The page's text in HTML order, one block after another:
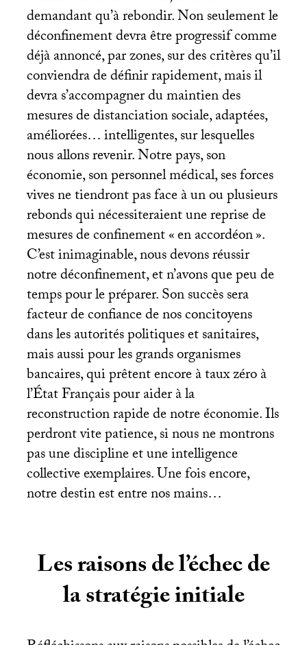
demandant qu’à rebondir. Non seulement le
déconfinement devra être progressif comme
déjà annoncé, par zones, sur des critères qu’il
conviendra de définir rapidement, mais il
devra s’accompagner du maintien des
mesures de distanciation sociale, adaptées,
améliorées… intelligentes, sur lesquelles
nous allons revenir. Notre pays, son
économie, son personnel médical, ses forces
vives ne tiendront pas face à un ou plusieurs
rebonds qui nécessiteraient une reprise de
mesures de confinement «en accordéon».
C’est inimaginable, nous devons réussir
notre déconfinement, et n’avons que peu de
temps pour le préparer. Son succès sera
facteur de confiance de nos concitoyens
dans les autorités politiques et sanitaires,
mais aussi pour les grands organismes
bancaires, qui prêtent encore à taux zéro à
l’État Français pour aider à la
reconstruction rapide de notre économie. Ils
perdront vite patience, si nous ne montrons
pas une discipline et une intelligence
collective exemplaires. Une fois encore,
notre destin est entre nos mains…
Les raisons de l’échec de
la stratégie initiale